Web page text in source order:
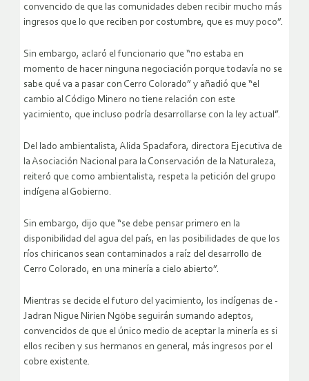
convencido de que las comunidades deben recibir mucho más
ingresos que lo que reciben por costumbre, que es muy poco”.
Sin embargo, aclaró el funcionario que “no estaba en
momento de hacer ninguna negociación porque todavía no se
sabe qué va a pasar con Cerro Colorado” y añadió que “el
cambio al Código Minero no tiene relación con este
yacimiento, que incluso podría desarrollarse con la ley actual”.
Del lado ambientalista, Alida Spadafora, directora Ejecutiva de
la Asociación Nacional para la Conservación de la Naturaleza,
reiteró que como ambientalista, respeta la petición del grupo
indígena al Gobierno.
Sin embargo, dijo que “se debe pensar primero en la
disponibilidad del agua del país, en las posibilidades de que los
ríos chiricanos sean contaminados a raíz del desarrollo de
Cerro Colorado, en una minería a cielo abierto”.
Mientras se decide el futuro del yacimiento, los indígenas de -
Jadran Nigue Nirien Ngöbe seguirán sumando adeptos,
convencidos de que el único medio de aceptar la minería es si
ellos reciben y sus hermanos en general, más ingresos por el
cobre existente.